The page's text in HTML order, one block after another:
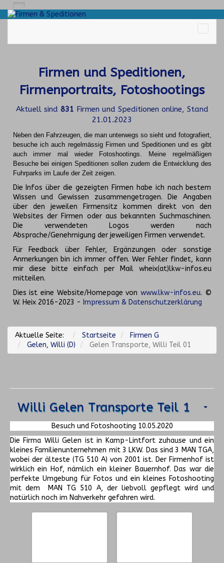
Firmen und Speditionen,
Firmenportraits, Fotoshootings
Aktuell sind 831 Firmen und Speditionen online, Stand
21.01.2023
Neben den Fahrzeugen, die man unterwegs so sieht und fotografiert,
besuche ich auch regelmässig Firmen und Speditionen und es gibt
auch immer mal wieder Fotoshootings.
Meine regelmäßigen
Besuche bei einigen Speditionen sollen zudem die Entwicklung des
Fuhrparks im Laufe der Zeit zeigen.
Die Infos über die gezeigten Firmen habe ich nach bestem
Wissen und Gewissen zusammengetragen. Die Angaben
über den jeweilen Firmensitz kommen direkt von den
Websites der Firmen oder aus bekannten Suchmaschinen.
Die verwendeten Logos werden nach
Absprache/Genehmigung der jeweiligen Firmen verwendet.
Für Feedback über Fehler, Ergänzungen oder sonstige
Anmerkungen bin ich immer offen. Wer Fehler findet, kann
mir diese bitte einfach per Mail wheix(at)lkw-infos.eu
mitteilen.
Dies ist eine Website/Homepage von www.lkw-infos.eu. ©
W. Heix 2016-2023 - Impressum & Datenschutzerklärung
Aktuelle Seite: Startseite
Firmen G
Gelen, Willi (D)
Gelen Transporte, Willi Teil 01
Willi Gelen Transporte Teil 1
Besuch und Fotoshooting 10.05.2020
Die Firma Willi Gelen ist in Kamp-Lintfort zuhause und ein
kleines Familienunternehmen mit 3 LKW. Das sind 3 MAN TGA,
wobei der älteste (TG 510 A) von 2001 ist. Der Firmenhof ist
wirklich ein Hof, nämlich ein kleiner Bauernhof. Das war die
perfekte Umgebung für Fotos und ein kleines Fotoshooting
mit dem MAN TG 510 A, der liebvoll gepflegt wird und
natürlich noch im Nahverkehr gefahren wird.